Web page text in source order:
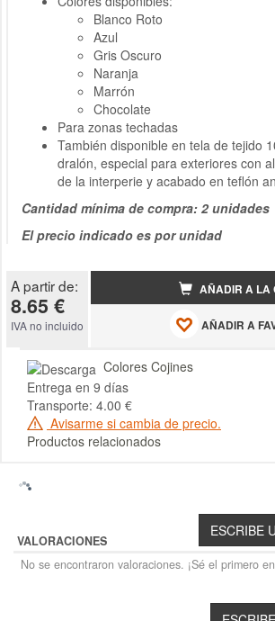
Blanco Roto
Azul
Gris Oscuro
Naranja
Marrón
Chocolate
Para zonas techadas
También disponible en tela de tejido
dralón, especial para exteriores con
de la interperie y acabado en teflón
Cantidad mínima de compra: 2 unidades
El precio indicado es por unidad
A partir de:
8.65 €
IVA no incluido
AÑADIR A LA
AÑADIR A
Colores Cojines
Entrega en 9 días
Transporte: 4.00 €
Avisarme si cambia de precio.
Productos relacionados
VALORACIONES
No se encontraron valoraciones. ¡Sé el primero